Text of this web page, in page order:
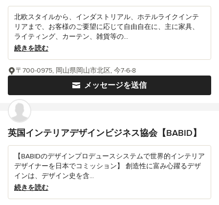
北欧スタイルから、インダストリアル、ホテルライクインテ
リアまで、お客様のご要望に応じて自由自在に、主に家具、
ライティング、カーテン、雑貨等の...
続きを読む
メッセージを送信
〒700-0975, 岡山県岡山市北区, 今7-6-8
英国インテリアデザインビジネス協会【BABID】
【BABIDのデザインプロデュースシステムで世界的インテリア
デザイナーを日本でコミッション】 創造性に富み心躍るデザ
インは、デザイン史を含...
続きを読む